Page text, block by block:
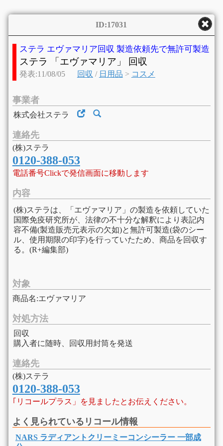
ID:17031
ステラ エヴァマリア回収 製造依頼先で無許可製造
ステラ 「エヴァマリア」 回収
発表:11/08/05 回収 / 日用品 > コスメ
事業者
株式会社ステラ
連絡先
(株)ステラ
0120-388-053
電話番号Clickで発信画面に移動します
内容
(株)ステラは、「エヴァマリア」の製造を依頼していた
国際免疫研究所が、法律の不十分な解釈により表記内
容不備(製造販売元表示の欠如)と無許可製造(袋のシー
ル、使用期限の印字)を行っていたため、商品を回収す
る。(R+編集部)
対象
商品名:エヴァマリア
対処方法
回収
購入者に随時、回収用封筒を発送
連絡先
(株)ステラ
0120-388-053
｢リコールプラス」を見ましたとお伝えください。
よく見られているリコール情報
NARS ラディアントクリーミーコンシーラー 一部成